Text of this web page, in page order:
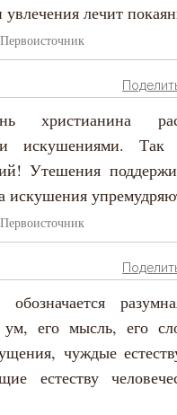
лечит
Первоисточник
христианина
искушениями. Так
Утешения
искушения
Первоисточник
ум, его мысль, его
чуждые
естеству